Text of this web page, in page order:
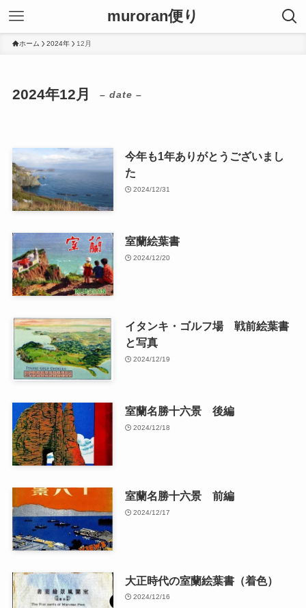
muroran便り
ホーム 2024年 12月
2024年12月 – date –
今年も1年ありがとうございまし
た
2024/12/31
室蘭絵葉書
2024/12/20
イタンキ・ゴルフ場 戦前絵葉書
と写真
2024/12/19
室蘭名勝十六景 後編
2024/12/18
室蘭名勝十六景 前編
2024/12/17
大正時代の室蘭絵葉書（着色）
2024/12/16